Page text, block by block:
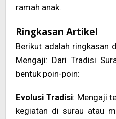
ramah anak.
Ringkasan Artikel
Berikut adalah ringkasan
Mengaji: Dari Tradisi
bentuk poin-poin:
Evolusi Tradisi: Mengaji
kegiatan di surau atau